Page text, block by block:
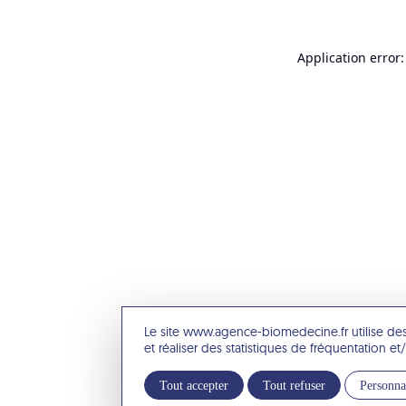
Le site www.agence-biomedecine.fr utilise
et réaliser des statistiques de fréquentation
Tout accepter Tout refuser
Application